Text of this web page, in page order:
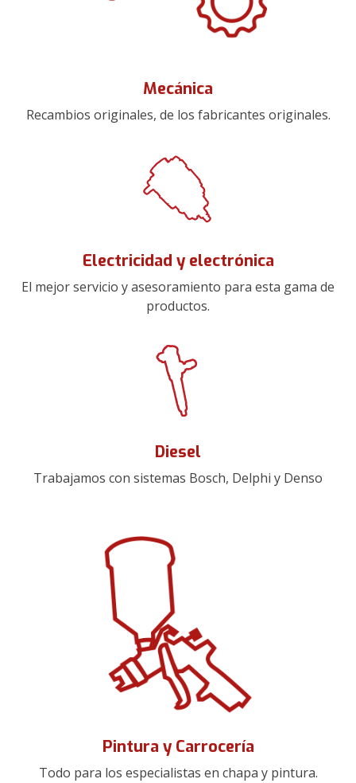
Mecánica
Recambios originales, de los fabricantes originales.
Electricidad y electrónica
El mejor servicio y asesoramiento para esta gama de
productos.
Diesel
Trabajamos con sistemas Bosch, Delphi y Denso
Pintura y Carrocería
Todo para los especialistas en chapa y pintura.